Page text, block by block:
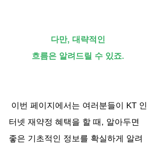
다만, 대략적인
흐름은 알려드릴 수 있죠.
터넷 재약정 혜택을 할 때, 알아두면
좋은 기초적인 정보를 확실하게 알려